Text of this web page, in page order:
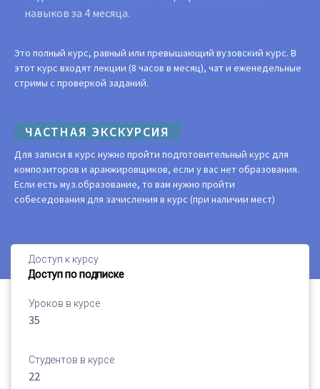
навыков за 4 месяца.
Это полный курс, равный или превышающий вузовский курс. В
этот курс входят лекции (8 часов в месяц), чат и еженедельные
стримы с проверкой заданий.
ЧАСТНАЯ ЭКСКУРСИЯ
Для записи в курс нужно пройти подготовительный курс для
композиторов и аранжировщиков, если у вас нет образования.
Если есть муз.образование, то вам нужно пройти
собеседования для зачисления в курс (при наличии мест)
Доступ к курсу
Доступ по подписке
Уроков в курсе
35
Студентов в курсе
22